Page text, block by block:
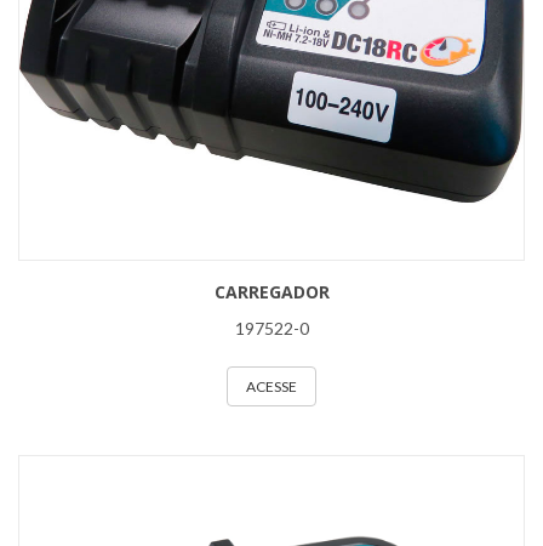
CARREGADOR
197522-0
ACESSE